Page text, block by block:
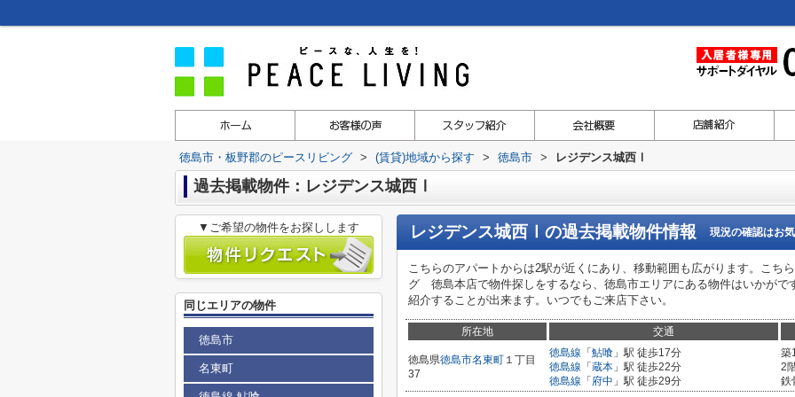
徳島市・板野郡のピースリビング > (賃貸)地域から探す > 徳島市 > レジデンス城西Ⅰ
過去掲載物件：レジデンス城西Ⅰ
レジデンス城西Ⅰ の過去掲載物件情報 現況の確認はお
こちらのアパートからは2駅が近くにあり、移動範囲も広がります。こち
グ 徳島本店で物件探しをするなら、徳島市エリアにある物件はいかがで
紹介することが出来ます。いつでもご来店下さい。
所在地 交通
徳島県徳島市名東町 １丁目
37
徳島線 「 鮎喰 」駅 徒歩17分
徳島線 「 蔵本 」駅 徒歩22分
徳島線 「 府中 」駅 徒歩29分
築
2
鉄
▼ご希望の物件をお探しします
同じエリアの物件
徳島市
名東町